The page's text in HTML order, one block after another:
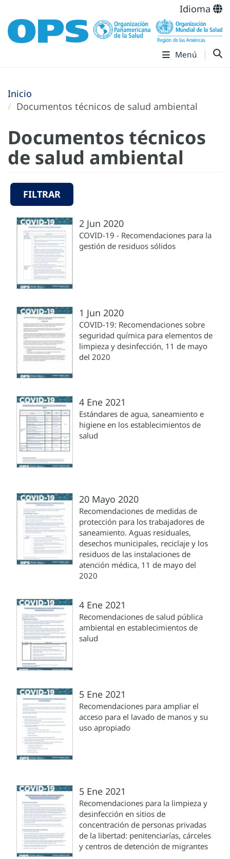
Idioma
Menú
Inicio
Documentos técnicos de salud ambiental
Documentos técnicos
de salud ambiental
FILTRAR
2 Jun 2020
COVID-19 - Recomendaciones para la
gestión de residuos sólidos
1 Jun 2020
COVID-19: Recomendaciones sobre
seguridad química para elementos de
limpieza y desinfección, 11 de mayo
del 2020
4 Ene 2021
Estándares de agua, saneamiento e
higiene en los establecimientos de
salud
20 Mayo 2020
Recomendaciones de medidas de
protección para los trabajadores de
saneamiento. Aguas residuales,
desechos municipales, reciclaje y los
residuos de las instalaciones de
atención médica, 11 de mayo del
2020
4 Ene 2021
Recomendaciones de salud pública
ambiental en establecimientos de
salud
5 Ene 2021
Recomendaciones para ampliar el
acceso para el lavado de manos y su
uso apropiado
5 Ene 2021
Recomendaciones para la limpieza y
desinfección en sitios de
concentración de personas privadas
de la libertad: penitenciarías, cárceles
y centros de detención de migrantes